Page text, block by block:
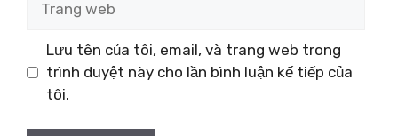
Lưu tên của tôi, email, và trang web trong
trình duyệt này cho lần bình luận kế tiếp của
tôi.